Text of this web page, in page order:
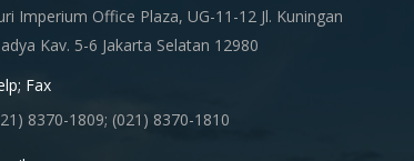
Imperium Office Plaza, UG-11-12 Jl. Kuningan
Kav. 5-6 Jakarta Selatan 12980
Fax
8370-1809; (021) 8370-1810